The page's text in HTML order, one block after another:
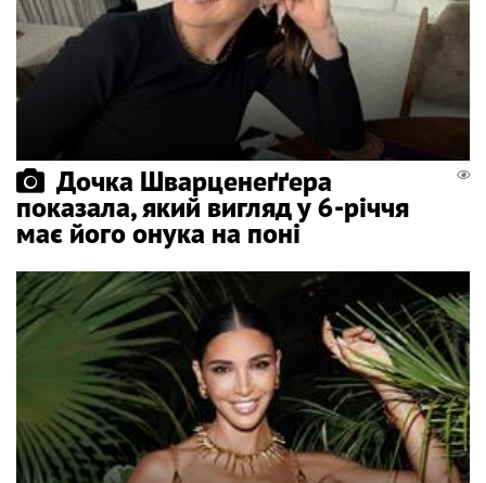
Дочка Шварценеґґера
показала, який вигляд у 6-річчя
має його онука на поні